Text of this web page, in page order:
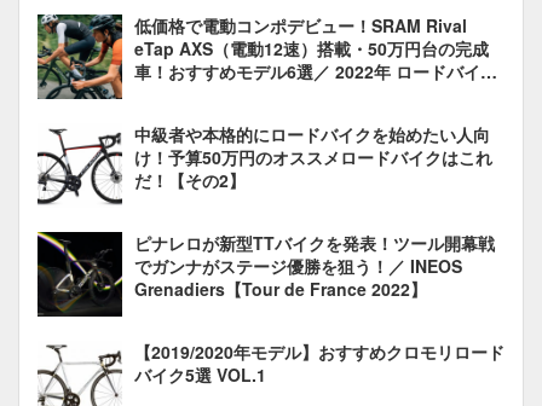
低価格で電動コンポデビュー！SRAM Rival
eTap AXS（電動12速）搭載・50万円台の完成
車！おすすめモデル6選／ 2022年 ロードバイク
中級者や本格的にロードバイクを始めたい人向
け！予算50万円のオススメロードバイクはこれ
だ！【その2】
ピナレロが新型TTバイクを発表！ツール開幕戦
でガンナがステージ優勝を狙う！／ INEOS
Grenadiers【Tour de France 2022】
【2019/2020年モデル】おすすめクロモリロード
バイク5選 VOL.1